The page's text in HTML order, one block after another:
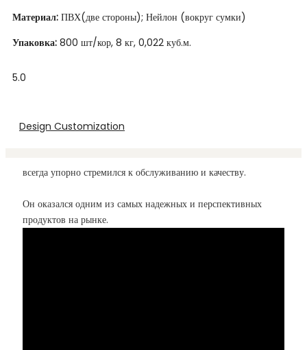
Материал: ПВХ(две стороны); Нейлон (вокруг сумки)
Упаковка: 800 шт/кор, 8 кг, 0,022 куб.м.
5.0
Design Customization
всегда упорно стремился к обслуживанию и качеству.
Он оказался одним из самых надежных и перспективных
продуктов на рынке.